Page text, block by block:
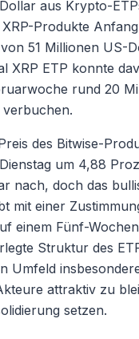
aus Krypto-
Produkte
51 Millionen US-
XRP ETP konnte
rund 20
des Bitwise-
um 4,88
nach, doch das
mit einer
einem Fünf-
Struktur des
Umfeld
attraktiv zu
setzen.